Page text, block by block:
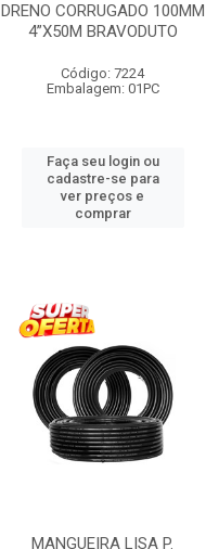
DRENO CORRUGADO 100MM
4”X50M BRAVODUTO
Código: 7224
Embalagem: 01PC
Faça seu login ou
cadastre-se para
ver preços e
comprar
MANGUEIRA LISA P.